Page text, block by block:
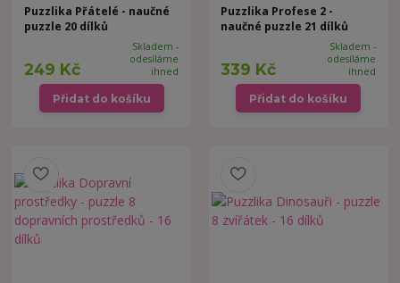
Puzzlika Přátelé - naučné
puzzle 20 dílků
249 Kč
Skladem -
odesíláme
ihned
Přidat do košíku
Puzzlika Profese 2 -
naučné puzzle 21 dílků
339 Kč
Skladem -
odesíláme
ihned
Přidat do košíku